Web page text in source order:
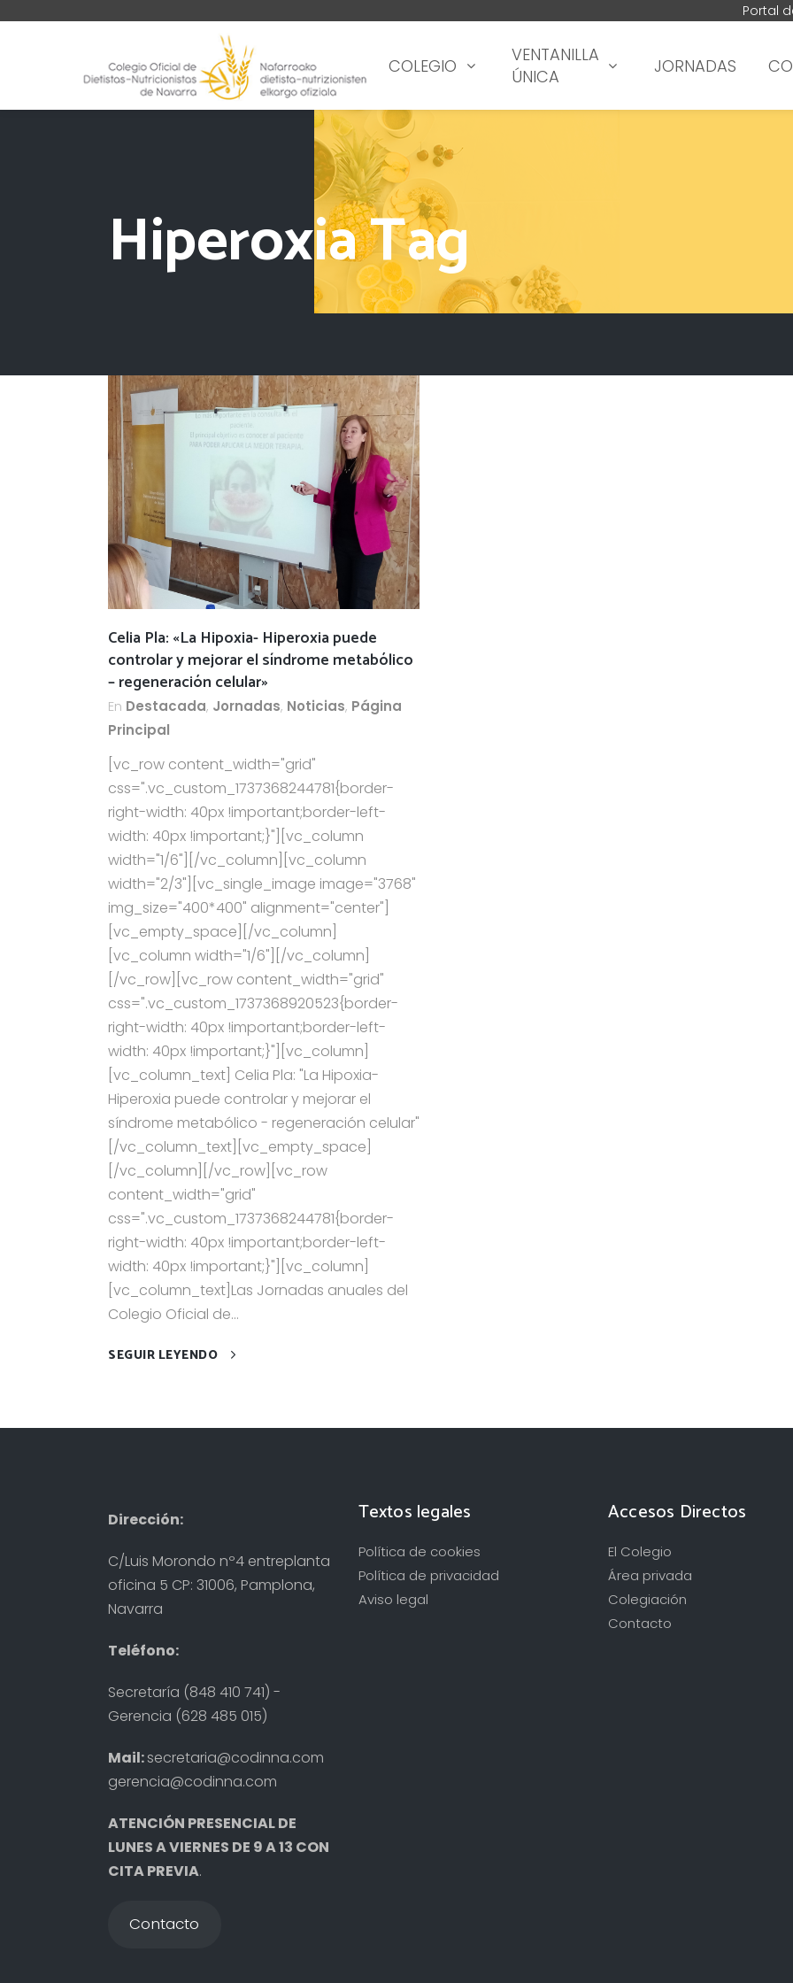
Portal
COLEGIO
VENTANILLA
ÚNICA
JORNADAS
Hiperoxia Tag
Celia Pla: «La Hipoxia- Hiperoxia puede
controlar y mejorar el síndrome metabólico
– regeneración celular»
En Destacada, Jornadas, Noticias, Página
Principal
[vc_row content_width="grid"
css=".vc_custom_1737368244781{border-
right-width: 40px !important;border-left-
width: 40px !important;}"][vc_column
width="1/6"][/vc_column][vc_column
width="2/3"][vc_single_image image="3768"
img_size="400*400" alignment="center"]
[vc_empty_space][/vc_column]
[vc_column width="1/6"][/vc_column]
[/vc_row][vc_row content_width="grid"
css=".vc_custom_1737368920523{border-
right-width: 40px !important;border-left-
width: 40px !important;}"][vc_column]
[vc_column_text] Celia Pla: "La Hipoxia-
Hiperoxia puede controlar y mejorar el
síndrome metabólico - regeneración celular"
[/vc_column_text][vc_empty_space]
[/vc_column][/vc_row][vc_row
content_width="grid"
css=".vc_custom_1737368244781{border-
right-width: 40px !important;border-left-
width: 40px !important;}"][vc_column]
[vc_column_text]Las Jornadas anuales del
Colegio Oficial de...
SEGUIR LEYENDO
Dirección:
C/Luis Morondo nº4 entreplanta
oficina 5 CP: 31006, Pamplona,
Navarra
Teléfono:
Secretaría (848 410 741) -
Gerencia (628 485 015)
Mail:secretaria@codinna.com
gerencia@codinna.com
ATENCIÓN PRESENCIAL DE
LUNES A VIERNES DE 9 A 13 CON
CITA PREVIA.
Contacto
Textos legales
Política de cookies
Política de privacidad
Aviso legal
Accesos Directos
El Colegio
Área privada
Colegiación
Contacto